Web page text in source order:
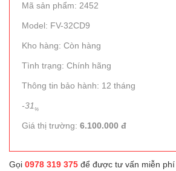
Mã sản phẩm: 2452
Model: FV-32CD9
Kho hàng: Còn hàng
Tình trạng: Chính hãng
Thông tin bảo hành: 12 tháng
-31 %
Giá thị trường: 6.100.000 đ
Gọi 0978 319 375 để được tư vấn miễn phí